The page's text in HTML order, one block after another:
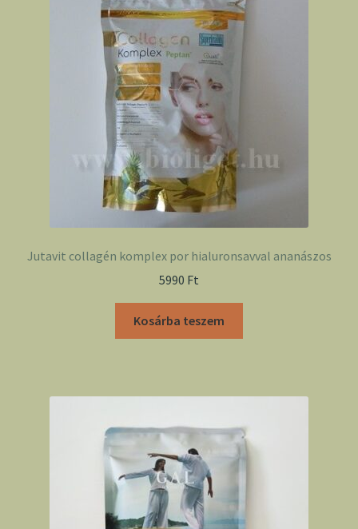
Jutavit collagén komplex por hialuronsavval ananászos
5990 Ft
Kosárba teszem